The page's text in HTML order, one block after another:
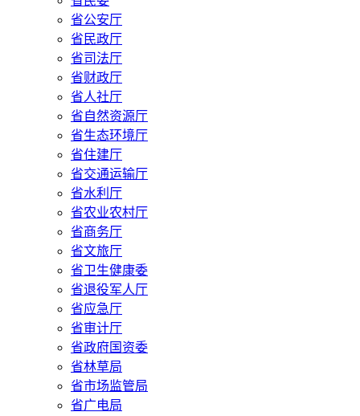
省公安厅
省民政厅
省司法厅
省财政厅
省人社厅
省自然资源厅
省生态环境厅
省住建厅
省交通运输厅
省水利厅
省农业农村厅
省商务厅
省文旅厅
省卫生健康委
省退役军人厅
省应急厅
省审计厅
省政府国资委
省林草局
省市场监管局
省广电局